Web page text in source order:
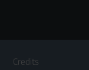
Footer
Credits